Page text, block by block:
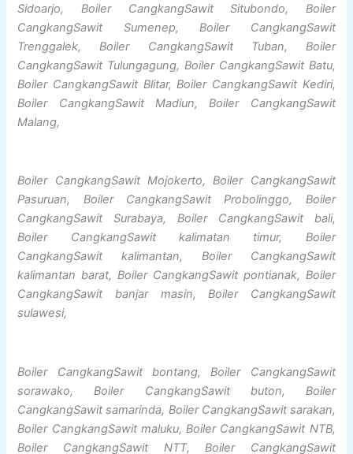
Sidoarjo, Boiler CangkangSawit Situbondo, Boiler
CangkangSawit Sumenep, Boiler CangkangSawit
Trenggalek, Boiler CangkangSawit Tuban, Boiler
CangkangSawit Tulungagung, Boiler CangkangSawit Batu,
Boiler CangkangSawit Blitar, Boiler CangkangSawit Kediri,
Boiler CangkangSawit Madiun, Boiler CangkangSawit
Malang,
Boiler CangkangSawit Mojokerto, Boiler CangkangSawit
Pasuruan, Boiler CangkangSawit Probolinggo, Boiler
CangkangSawit Surabaya, Boiler CangkangSawit bali,
Boiler CangkangSawit kalimatan timur, Boiler
CangkangSawit kalimantan, Boiler CangkangSawit
kalimantan barat, Boiler CangkangSawit pontianak, Boiler
CangkangSawit banjar masin, Boiler CangkangSawit
sulawesi,
Boiler CangkangSawit bontang, Boiler CangkangSawit
sorawako, Boiler CangkangSawit buton, Boiler
CangkangSawit samarinda, Boiler CangkangSawit sarakan,
Boiler CangkangSawit maluku, Boiler CangkangSawit NTB,
Boiler CangkangSawit NTT, Boiler CangkangSawit